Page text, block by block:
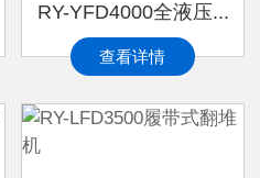
RY-YFD4000全液压...
查看详情